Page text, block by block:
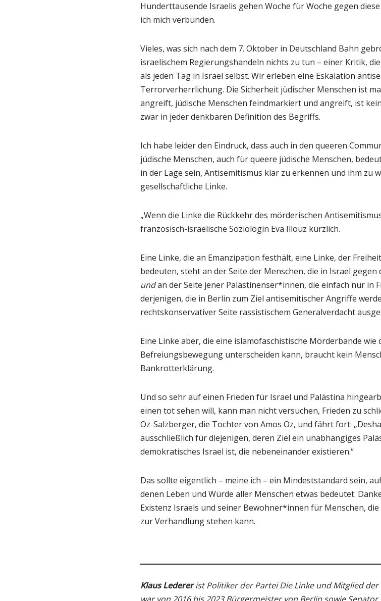
Hunderttausende Israelis gehen Woche für Woche gegen
ich mich verbunden.
Vieles, was sich nach dem 7. Oktober in Deutschland Bahn
israelischem Regierungshandeln nichts zu tun – einer Kritik,
als jeden Tag in Israel selbst. Wir erleben eine Eskalation
Terrorverherrlichung. Die Sicherheit jüdischer Menschen ist
angreift, jüdische Menschen feindmarkiert und angreift, ist
zwar in jeder denkbaren Definition des Begriffs.
Ich habe leider den Eindruck, dass auch in den queeren
jüdische Menschen, auch für queere jüdische Menschen,
in der Lage sein, Antisemitismus klar zu erkennen und ihm zu
gesellschaftliche Linke.
„Wenn die Linke die Rückkehr des mörderischen
französisch-israelische Soziologin Eva Illouz kürzlich.
Eine Linke, die an Emanzipation festhält, eine Linke, der
bedeuten, steht an der Seite der Menschen, die in Israel
undan der Seite jener Palästinenser*innen, die einfach nur in
derjenigen, die in Berlin zum Ziel antisemitischer Angriffe
rechtskonservativer Seite rassistischem Generalverdacht
Eine Linke aber, die eine islamofaschistische Mörderbande wie
Befreiungsbewegung unterscheiden kann, braucht kein
Bankrotterklärung.
Und so sehr auf einen Frieden für Israel und Palästina
einen tot sehen will, kann man nicht versuchen, Frieden zu
Oz-Salzberger, die Tochter von Amos Oz, und fährt fort:
ausschließlich für diejenigen, deren Ziel ein unabhängiges
demokratisches Israel ist, die nebeneinander existieren.“
Das sollte eigentlich – meine ich – ein Mindeststandard sein,
denen Leben und Würde aller Menschen etwas bedeutet.
Existenz Israels und seiner Bewohner*innen für Menschen,
zur Verhandlung stehen kann.
Klaus Ledererist Politiker der Partei Die Linke und Mitglied